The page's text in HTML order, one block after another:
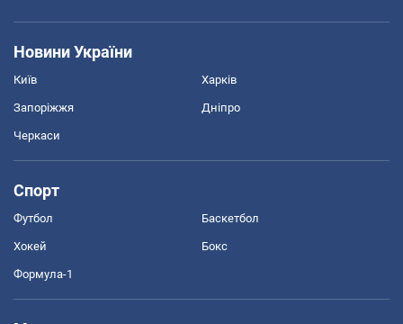
Новини України
Київ Харків
Запоріжжя Дніпро
Черкаси
Спорт
Футбол Баскетбол
Хокей Бокс
Формула-1